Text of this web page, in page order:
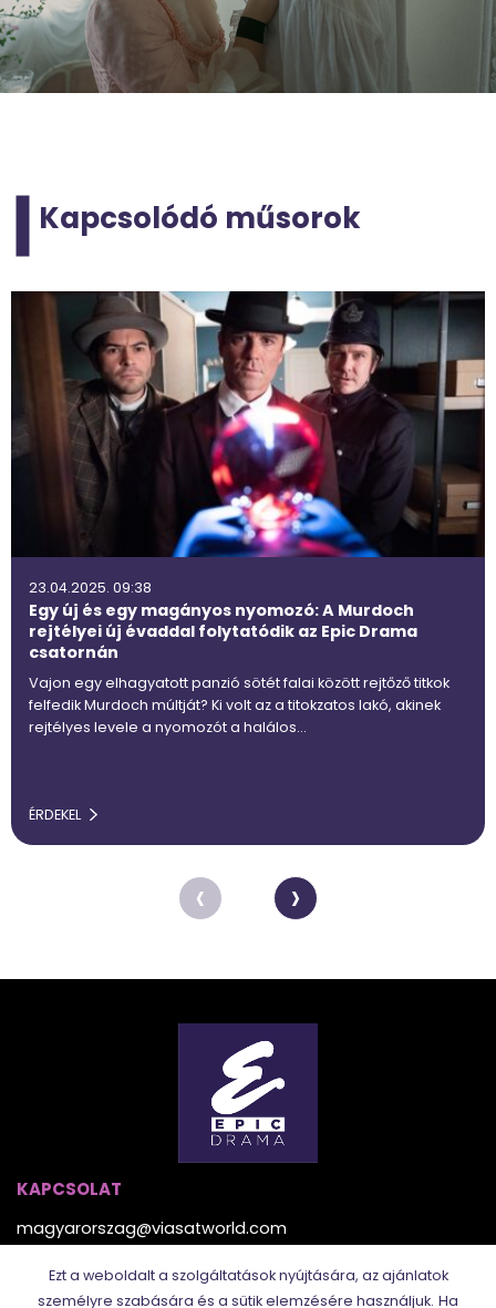
Kapcsolódó műsorok
23.04.2025. 09:38
Egy új és egy magányos nyomozó: A Murdoch
rejtélyei új évaddal folytatódik az Epic Drama
csatornán
Vajon egy elhagyatott panzió sötét falai között rejtőző titkok
felfedik Murdoch múltját? Ki volt az a titokzatos lakó, akinek
rejtélyes levele a nyomozót a halálos…
ÉRDEKEL
‹ ›
KAPCSOLAT
magyarorszag@viasatworld.com
TÖBBI CSATORNÁNK
Ezt a weboldalt a szolgáltatások nyújtására, az ajánlatok
személyre szabására és a sütik elemzésére használjuk. Ha